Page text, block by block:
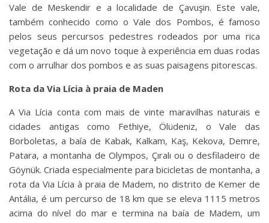
Vale de Meskendir e a localidade de Çavuşin. Este vale,
também conhecido como o Vale dos Pombos, é famoso
pelos seus percursos pedestres rodeados por uma rica
vegetação e dá um novo toque à experiência em duas rodas
com o arrulhar dos pombos e as suas paisagens pitorescas.
Rota da Via Lícia à praia de Maden
A Via Lícia conta com mais de vinte maravilhas naturais e
cidades antigas como Fethiye, Ölüdeniz, o Vale das
Borboletas, a baía de Kabak, Kalkam, Kaş, Kekova, Demre,
Patara, a montanha de Olympos, Çıralı ou o desfiladeiro de
Göynük. Criada especialmente para bicicletas de montanha, a
rota da Via Lícia à praia de Madem, no distrito de Kemer de
Antália, é um percurso de 18 km que se eleva 1115 metros
acima do nível do mar e termina na baía de Madem, um